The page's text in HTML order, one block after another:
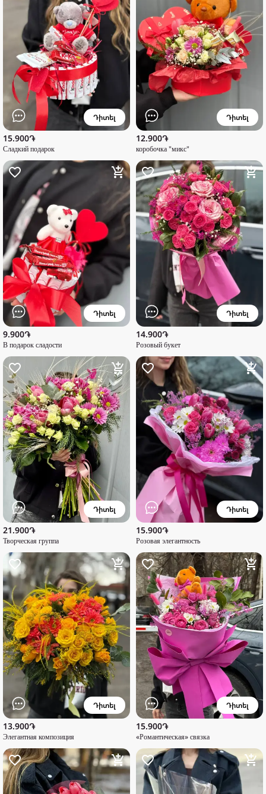
Դիտել
15.900֏
Сладкий подарок
Դիտել
12.900֏
коробочка "микс"
Դիտել
9.900֏
В подарок сладости
Դիտել
14.900֏
Розовый букет
Դիտել
21.900֏
Творческая группа
Դիտել
15.900֏
Розовая элегантность
Դիտել
13.900֏
Элегантная композиция
Դիտել
15.900֏
«Романтическая» связка